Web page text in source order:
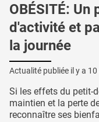
OBÉSITÉ:
d'activité et
la journée
Actualité publiée il y a 10
Si les effets du petit-
maintien et la perte
reconnaître ses